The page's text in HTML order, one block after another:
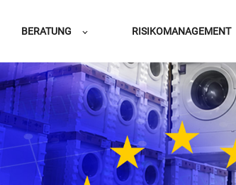
BERATUNG RISIKOMANAGEMENT